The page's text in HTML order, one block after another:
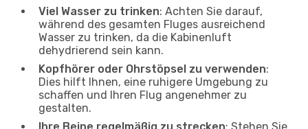
Viel Wasser zu trinken: Achten Sie darauf,
während des gesamten Fluges ausreichend
Wasser zu trinken, da die Kabinenluft
dehydrierend sein kann.
Kopfhörer oder Ohrstöpsel zu verwenden:
Dies hilft Ihnen, eine ruhigere Umgebung zu
schaffen und Ihren Flug angenehmer zu
gestalten.